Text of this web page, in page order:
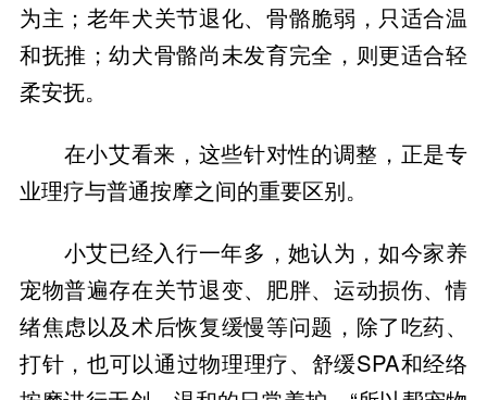
为主；老年犬关节退化、骨骼脆弱，只适合温
和抚推；幼犬骨骼尚未发育完全，则更适合轻
柔安抚。
在小艾看来，这些针对性的调整，正是专
业理疗与普通按摩之间的重要区别。
小艾已经入行一年多，她认为，如今家养
宠物普遍存在关节退变、肥胖、运动损伤、情
绪焦虑以及术后恢复缓慢等问题，除了吃药、
打针，也可以通过物理理疗、舒缓SPA和经络